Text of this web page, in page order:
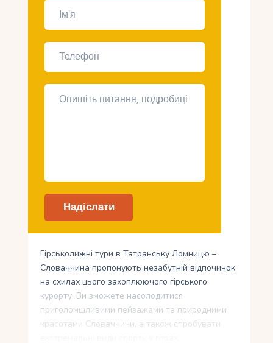
Гірськолижні тури в Татранську Ломницю –
Словаччина пропонують незабутній відпочинок
на схилах цього захоплюючого гірського
курорту. Ви зможете насолодитися
приголомшливими пейзажами та природними
красотами Словаччини, а також спробувати